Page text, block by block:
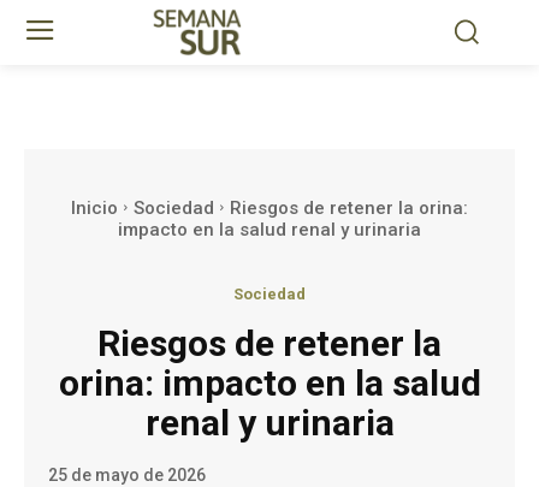
Inicio Sociedad
Riesgos de retener la orina:
impacto en la salud renal y urinaria
Sociedad
Riesgos de retener la
orina: impacto en la salud
renal y urinaria
25 de mayo de 2026